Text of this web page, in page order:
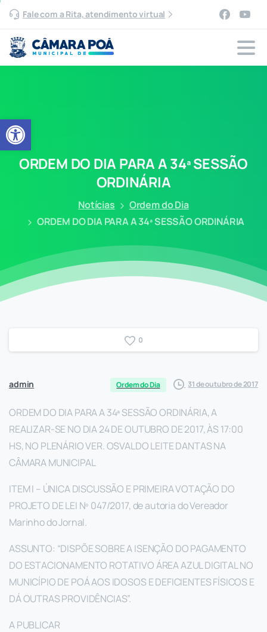
Abrir a barra de ferramentas
Fale com a Rita, atendimento virtual
ORDEM DO DIA PARAA34ªSESSÃO
ORDINÁRIA
Notícias
Ordem do Dia
ORDEM DO DIA PARA A 34ª SESSÃO ORDINÁRIA
0
admin Ordem do Dia 31 de outubro de 2017
ORDEM DO DIA PARA A 34ª SESSÃO ORDINÁRIA, A
REALIZAR-SE NO DIA 24 DE OUTUBRO DE 2017, ÀS 17:00
HS, NO PLENÁRIO VER. OSVALDO LEITE DANTAS NA
CÂMARA MUNICIPAL
ITEM I – ÚNICA DISCUSSÃO E PRIMEIRA VOTAÇÃO DO
PROJETO DE LEI Nº 047/2017, de autoria do Vereador
Marinho do Jornal.
ASSUNTO: “DISPÕE SOBRE A ISENÇÃO DO PAGAMENTO
DO ESTACIONAMENTO ROTATIVO ÁREA AZUL DIGITAL NO
MUNICÍPIO DE POÁ AOS IDOSOS E DEFICIENTES FÍSICOS E
DÁ OUTRAS PROVIDÊNCIAS”.
A PUBLICAR